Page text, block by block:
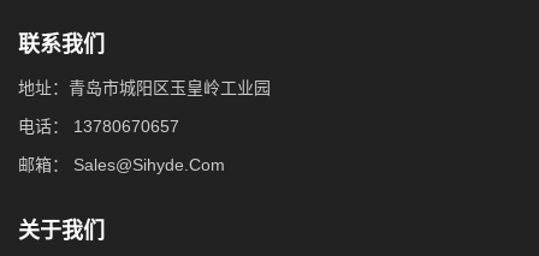
联系我们
地址：青岛市城阳区玉皇岭工业园
电话： 13780670657
邮箱： Sales@Sihyde.Com
关于我们